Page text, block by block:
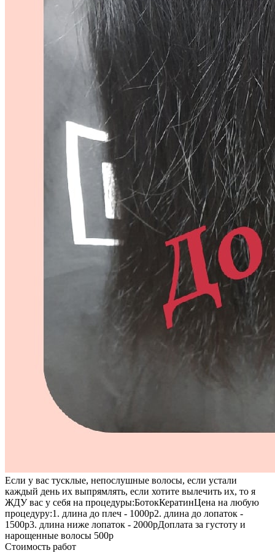
Если у вас тусклые, непослушные волосы, если устали
каждый день их выпрямлять, если хотите вылечить их, то я
ЖДУ вас у себя на процедуры:БотокКератинЦена на любую
процедуру:1. длина до плеч - 1000р2. длина до лопаток -
1500р3. длина ниже лопаток - 2000рДоплата за густоту и
нарощенные волосы 500р
Стоимость работ